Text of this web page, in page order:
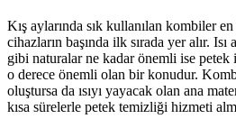
Kış aylarında sık kullanılan kombiler
cihazların başında ilk sırada yer alır. Isı
gibi naturalar ne kadar önemli ise petek
o derece önemli olan bir konudur.
oluştursa da ısıyı yayacak olan ana
kısa sürelerle petek temizliği hizmeti